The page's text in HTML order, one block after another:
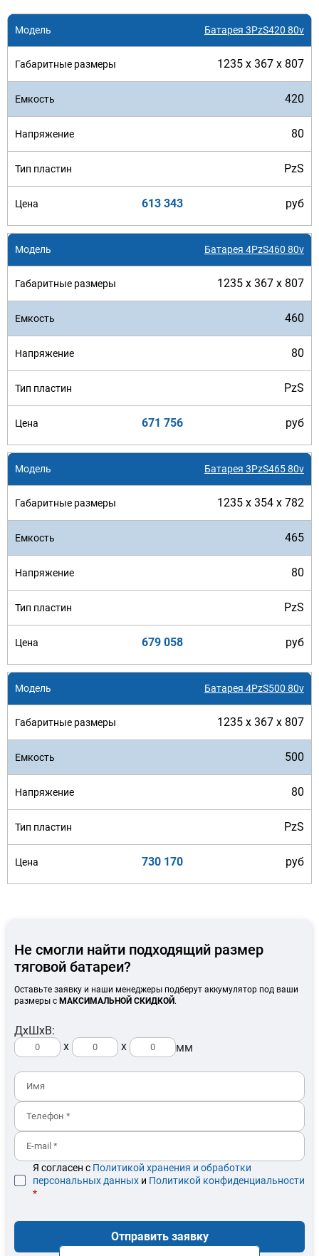
Батарея 3PzS420 80v
1235 x 367 x 807
420
80
PzS
613 343 руб
Батарея 4PzS460 80v
1235 x 367 x 807
460
80
PzS
671 756 руб
Батарея 3PzS465 80v
1235 x 354 x 782
465
80
PzS
679 058 руб
Батарея 4PzS500 80v
1235 x 367 x 807
500
80
PzS
730 170 руб
Не смогли найти подходящий размер
тяговой батареи?
Оставьте заявку и наши менеджеры подберут аккумулятор под ваши
размеры с МАКСИМАЛЬНОЙ СКИДКОЙ .
ДхШхВ:
x
x мм
Я согласен с Политикой хранения и обработки
персональных данных и Политикой конфиденциальности
*
Отправить заявку